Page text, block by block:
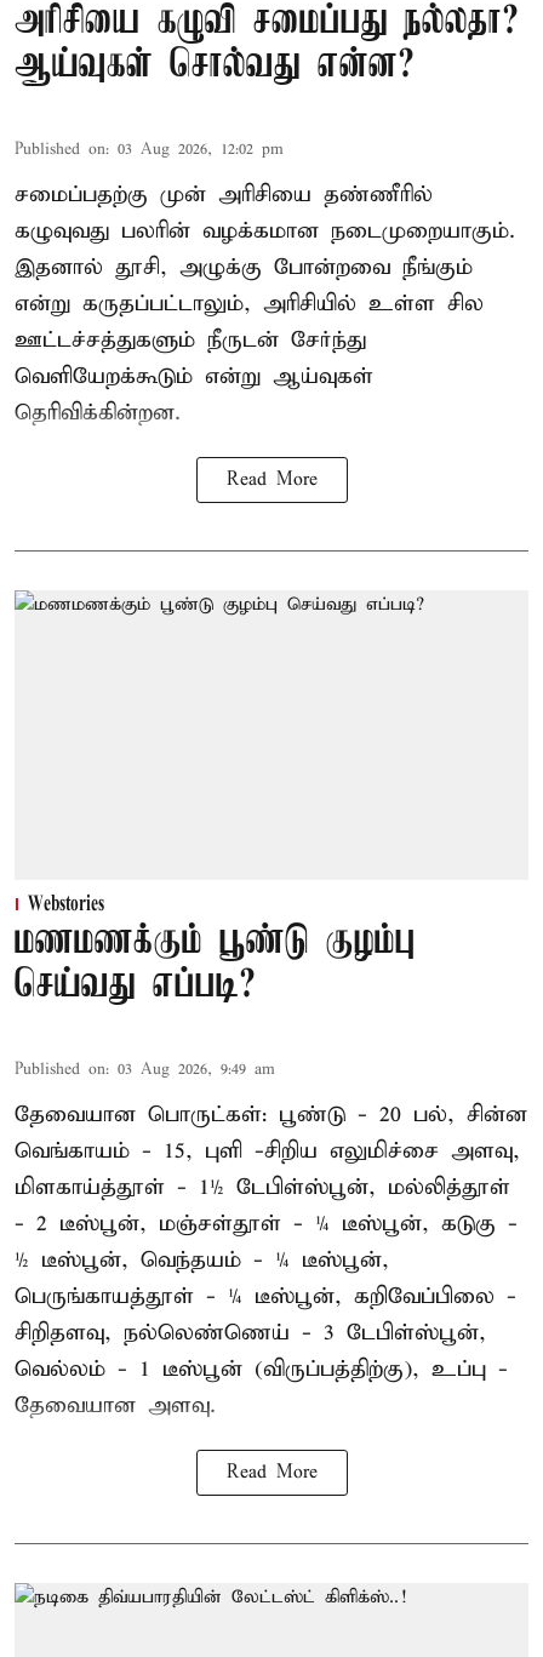
அரிசியை கழுவி சமைப்பது நல்லதா?
ஆய்வுகள் சொல்வது என்ன?
Published on: 03 Aug 2026, 12:02 pm
சமைப்பதற்கு முன் அரிசியை தண்ணீரில்
கழுவுவது பலரின் வழக்கமான நடைமுறையாகும்.
இதனால் தூசி, அழுக்கு போன்றவை நீங்கும்
என்று கருதப்பட்டாலும், அரிசியில் உள்ள சில
ஊட்டச்சத்துகளும் நீருடன் சேர்ந்து
வெளியேறக்கூடும் என்று ஆய்வுகள்
தெரிவிக்கின்றன.
Read More
Webstories
மணமணக்கும் பூண்டு குழம்பு
செய்வது எப்படி?
Published on: 03 Aug 2026, 9:49 am
தேவையான பொருட்கள்: பூண்டு - 20 பல், சின்ன
வெங்காயம் - 15, புளி -சிறிய எலுமிச்சை அளவு,
மிளகாய்த்தூள் - 1½ டேபிள்ஸ்பூன், மல்லித்தூள்
- 2 டீஸ்பூன், மஞ்சள்தூள் - ¼ டீஸ்பூன், கடுகு -
½ டீஸ்பூன், வெந்தயம் - ¼ டீஸ்பூன்,
பெருங்காயத்தூள் - ¼ டீஸ்பூன், கறிவேப்பிலை -
சிறிதளவு, நல்லெண்ணெய் - 3 டேபிள்ஸ்பூன்,
வெல்லம் - 1 டீஸ்பூன் (விருப்பத்திற்கு), உப்பு -
தேவையான அளவு.
Read More